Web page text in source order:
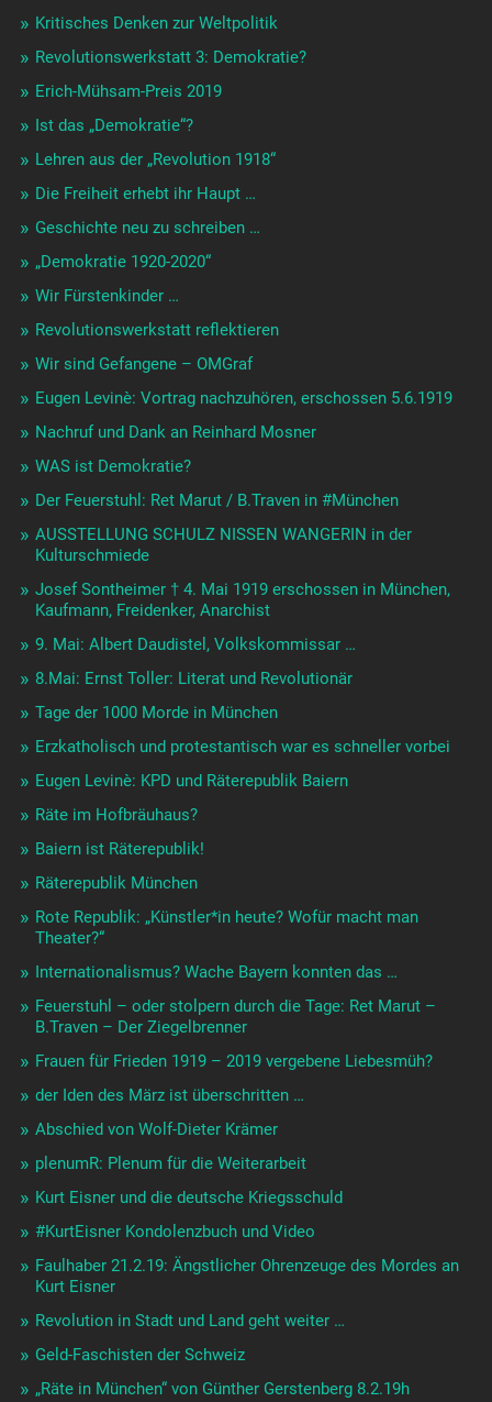
Kritisches Denken zur Weltpolitik
Revolutionswerkstatt 3: Demokratie?
Erich-Mühsam-Preis 2019
Ist das „Demokratie“?
Lehren aus der „Revolution 1918“
Die Freiheit erhebt ihr Haupt …
Geschichte neu zu schreiben …
„Demokratie 1920-2020“
Wir Fürstenkinder …
Revolutionswerkstatt reflektieren
Wir sind Gefangene – OMGraf
Eugen Levinè: Vortrag nachzuhören, erschossen 5.6.1919
Nachruf und Dank an Reinhard Mosner
WAS ist Demokratie?
Der Feuerstuhl: Ret Marut / B.Traven in #München
AUSSTELLUNG SCHULZ NISSEN WANGERIN in der
Kulturschmiede
Josef Sontheimer † 4. Mai 1919 erschossen in München,
Kaufmann, Freidenker, Anarchist
9. Mai: Albert Daudistel, Volkskommissar …
8.Mai: Ernst Toller: Literat und Revolutionär
Tage der 1000 Morde in München
Erzkatholisch und protestantisch war es schneller vorbei
Eugen Levinè: KPD und Räterepublik Baiern
Räte im Hofbräuhaus?
Baiern ist Räterepublik!
Räterepublik München
Rote Republik: „Künstler*in heute? Wofür macht man
Theater?“
Internationalismus? Wache Bayern konnten das …
Feuerstuhl – oder stolpern durch die Tage: Ret Marut –
B.Traven – Der Ziegelbrenner
Frauen für Frieden 1919 – 2019 vergebene Liebesmüh?
der Iden des März ist überschritten …
Abschied von Wolf-Dieter Krämer
plenumR: Plenum für die Weiterarbeit
Kurt Eisner und die deutsche Kriegsschuld
#KurtEisner Kondolenzbuch und Video
Faulhaber 21.2.19: Ängstlicher Ohrenzeuge des Mordes an
Kurt Eisner
Revolution in Stadt und Land geht weiter …
Geld-Faschisten der Schweiz
„Räte in München“ von Günther Gerstenberg 8.2.19h